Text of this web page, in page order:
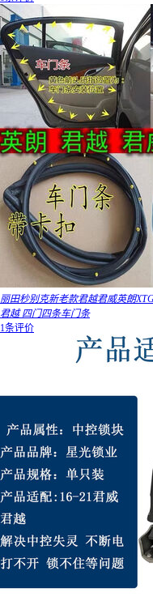
丽田秒别克新老款君越君威英朗
君越 四门四条车门条
1条评价